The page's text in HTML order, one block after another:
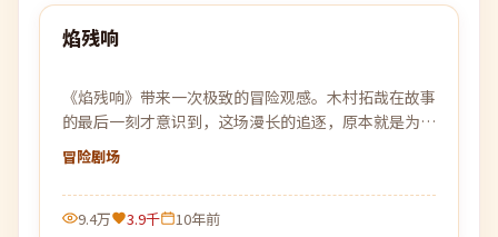
热门
焰残响
《焰残响》带来一次极致的冒险观感。木村拓哉在故事
的最后一刻才意识到，这场漫长的追逐，原本就是为自
己设下的一个局。
冒险剧场
9.4万 3.9千 10年前